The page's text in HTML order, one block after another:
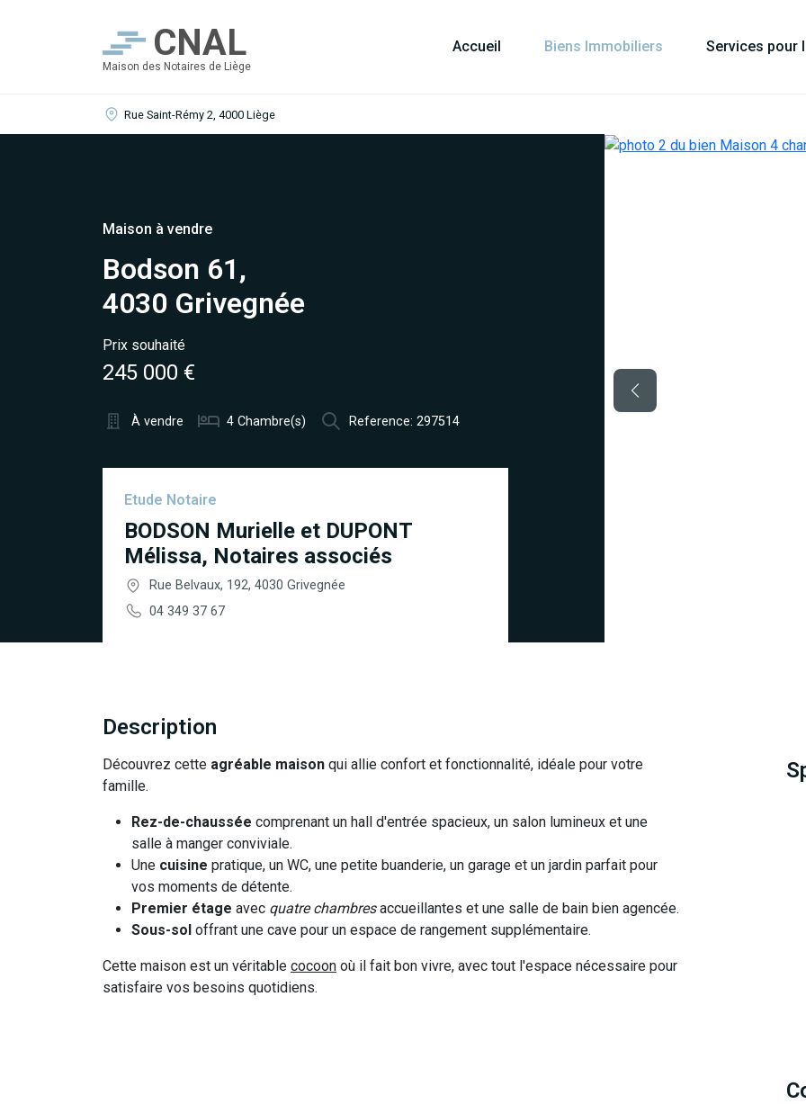
Rue Saint-Rémy 2, 4000 Liège
CNAL
Maison des Notaires de Liège
Accueil Biens Immobiliers Services pour
Maison à vendre
Bodson 61,
4030 Grivegnée
Prix souhaité
245 000 €
À vendre 4 Chambre(s) Reference: 297514
Etude Notaire
BODSON Murielle et DUPONT
Mélissa, Notaires associés
Rue Belvaux, 192, 4030 Grivegnée
04 349 37 67
Description
Découvrez cette agréable maison qui allie confort et fonctionnalité, idéale pour votre
famille.
Rez-de-chaussée comprenant un hall d'entrée spacieux, un salon lumineux et une
salle à manger conviviale.
Une cuisine pratique, un WC, une petite buanderie, un garage et un jardin parfait pour
vos moments de détente.
Premier étage avec quatre chambresaccueillantes et une salle de bain bien agencée.
Sous-sol offrant une cave pour un espace de rangement supplémentaire.
Cette maison est un véritable cocoon où il fait bon vivre, avec tout l'espace nécessaire pour
satisfaire vos besoins quotidiens.